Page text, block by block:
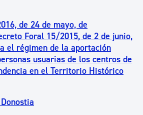
de 24 de mayo, de
Foral 15/2015, de 2 de junio,
el régimen de la aportación
usuarias de los centros de
en el Territorio Histórico